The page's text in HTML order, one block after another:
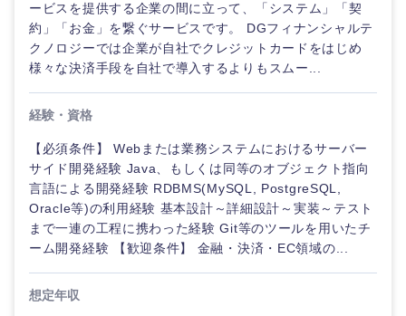
近畿地方
ービスを提供する企業の間に立って、「システム」「契
約」「お金」を繋ぐサービスです。 DGフィナンシャルテ
クノロジーでは企業が自社でクレジットカードをはじめ
様々な決済手段を自社で導入するよりもスムー...
経験・資格
【必須条件】 Webまたは業務システムにおけるサーバー
サイド開発経験 Java、もしくは同等のオブジェクト指向
言語による開発経験 RDBMS(MySQL, PostgreSQL,
Oracle等)の利用経験 基本設計～詳細設計～実装～テスト
まで一連の工程に携わった経験 Git等のツールを用いたチ
ーム開発経験 【歓迎条件】 金融・決済・EC領域の...
想定年収